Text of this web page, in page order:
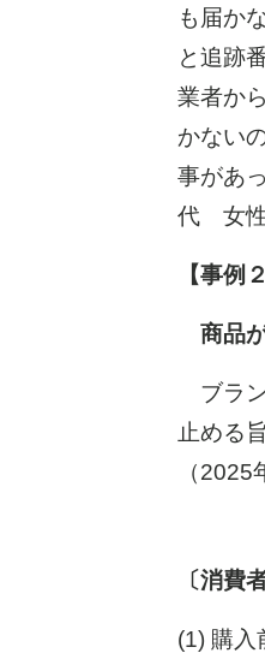
も届か
と追跡
業者か
かない
事があ
代 女性
【事例
商品
ブラ
止める
（
〔消費
(1) 購入